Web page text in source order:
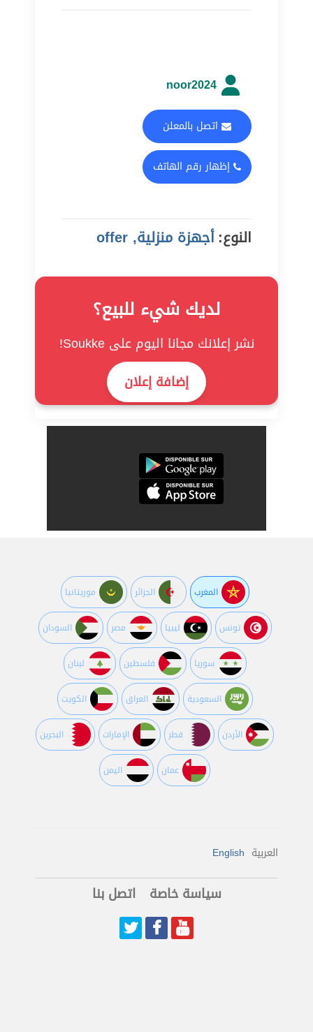
noor2024
اتصل بالمعلن
إظهار رقم الهاتف
النوع:أجهزة منزلية, offer
لديك شيء للبيع؟
نشر إعلانك مجانا اليوم على Soukke!
إضافة إعلان
المغرب الجزائر موريتانيا
تونس ليبيا مصر السودان
سوريا فلسطين لبنان
السعودية العراق الكويت
اﻷردن قطر اﻹمارات البحرين
عمان اليمن
العربية English
سياسة خاصة اتصل بنا